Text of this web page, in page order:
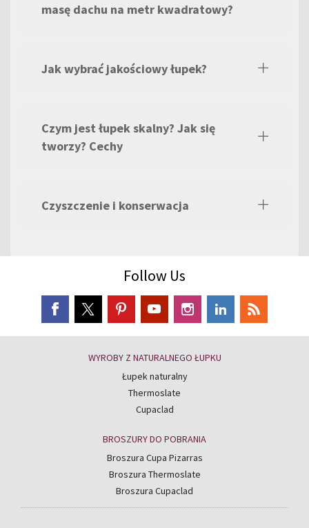
masę dachu na metr kwadratowy?
Jak wybrać jakościowy łupek?
Czym jest łupek skalny? Jak się
tworzy? Cechy
Czyszczenie i konserwacja
Follow Us
WYROBY Z NATURALNEGO ŁUPKU
Łupek naturalny
Thermoslate
Cupaclad
BROSZURY DO POBRANIA
Broszura Cupa Pizarras
Broszura Thermoslate
Broszura Cupaclad